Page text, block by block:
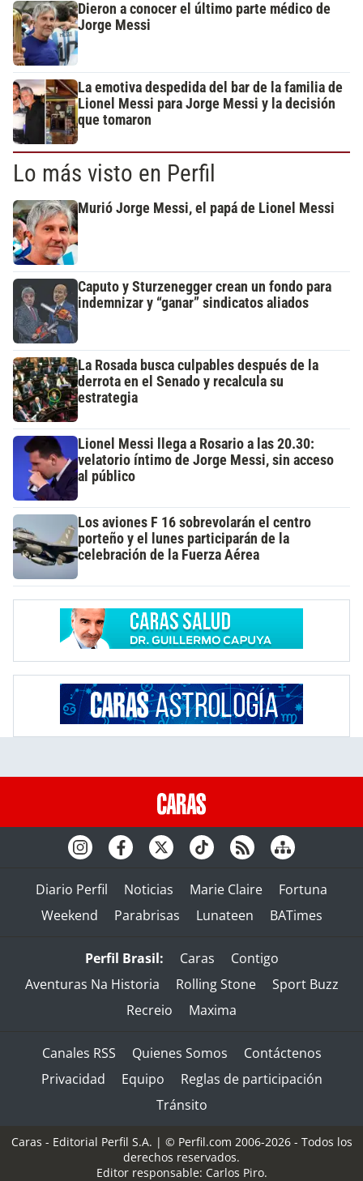
Dieron a conocer el último parte médico de
Jorge Messi
La emotiva despedida del bar de la familia de
Lionel Messi para Jorge Messi y la decisión
que tomaron
Lo más visto en Perfil
Murió Jorge Messi, el papá de Lionel Messi
Caputo y Sturzenegger crean un fondo para
indemnizar y “ganar” sindicatos aliados
La Rosada busca culpables después de la
derrota en el Senado y recalcula su
estrategia
Lionel Messi llega a Rosario a las 20.30:
velatorio íntimo de Jorge Messi, sin acceso
al público
Los aviones F 16 sobrevolarán el centro
porteño y el lunes participarán de la
celebración de la Fuerza Aérea
Diario Perfil Noticias Marie Claire
Fortuna
Weekend
Parabrisas Lunateen BATimes
Perfil Brasil: Caras
Contigo
Aventuras Na Historia
Rolling Stone
Sport Buzz
Recreio
Maxima
Canales RSS Quienes Somos
Contáctenos
Privacidad
Equipo
Reglas de participación
Tránsito
Caras - Editorial Perfil S.A. | © Perfil.com 2006-2026 - Todos los
derechos reservados.
Editor responsable: Carlos Piro.